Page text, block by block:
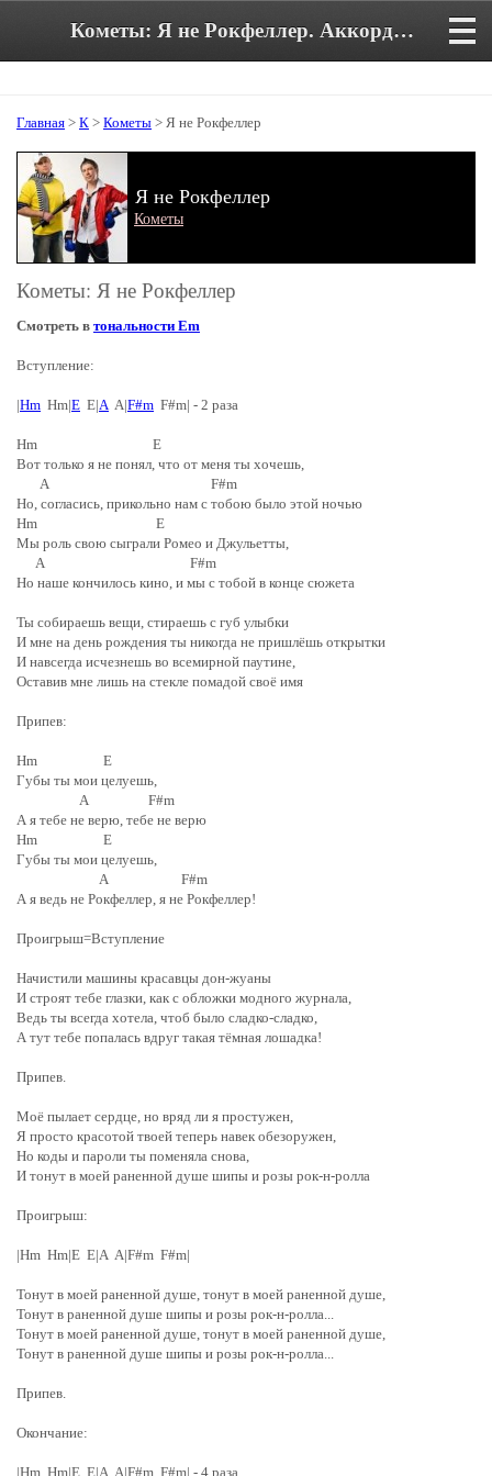
Кометы: Я не Рокфеллер. Аккорды и текст песни
Главная > К > Кометы > Я не Рокфеллер
Я не Рокфеллер
Кометы
Кометы: Я не Рокфеллер
Смотреть в тональности Em
Вступление:
|Hm Hm|E E|AA|F#m F#m| - 2 раза
Hm E
Вот только я не понял, что от меня ты хочешь,
A F#m
Но, согласись, прикольно нам с тобою было этой ночью
Hm E
Мы роль свою сыграли Ромео и Джульетты,
A F#m
Но наше кончилось кино, и мы с тобой в конце сюжета
Ты собираешь вещи, стираешь с губ улыбки
И мне на день рождения ты никогда не пришлёшь открытки
И навсегда исчезнешь во всемирной паутине,
Оставив мне лишь на стекле помадой своё имя
Припев:
Hm E
Губы ты мои целуешь,
A F#m
А я тебе не верю, тебе не верю
Hm E
Губы ты мои целуешь,
A F#m
А я ведь не Рокфеллер, я не Рокфеллер!
Проигрыш=Вступление
Начистили машины красавцы дон-жуаны
И строят тебе глазки, как с обложки модного журнала,
Ведь ты всегда хотела, чтоб было сладко-сладко,
А тут тебе попалась вдруг такая тёмная лошадка!
Припев.
Моё пылает сердце, но вряд ли я простужен,
Я просто красотой твоей теперь навек обезоружен,
Но коды и пароли ты поменяла снова,
И тонут в моей раненной душе шипы и розы рок-н-ролла
Проигрыш:
|Hm Hm|E E|A A|F#m F#m|
Тонут в моей раненной душе, тонут в моей раненной душе,
Тонут в раненной душе шипы и розы рок-н-ролла...
Тонут в моей раненной душе, тонут в моей раненной душе,
Тонут в раненной душе шипы и розы рок-н-ролла...
Припев.
Окончание:
|Hm Hm|E E|A A|F#m F#m| - 4 раза